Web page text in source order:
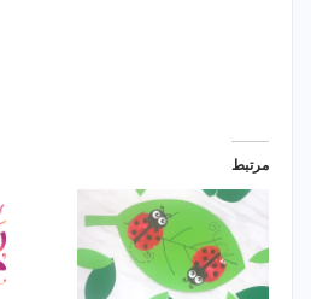
مرتبط